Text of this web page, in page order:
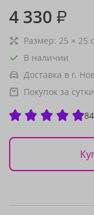
4 330 ₽
Размер: 25 × 25
В наличии
Доставка в г.
Покупок за